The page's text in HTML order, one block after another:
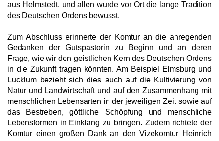
aus Helmstedt, und allen wurde vor Ort die lange Tradition
des Deutschen Ordens bewusst.
Zum Abschluss erinnerte der Komtur an die anregenden
Gedanken der Gutspastorin zu Beginn und an deren
Frage, wie wir den geistlichen Kern des Deutschen Ordens
in die Zukunft tragen könnten. Am Beispiel Elmsburg und
Lucklum bezieht sich dies auch auf die Kultivierung von
Natur und Landwirtschaft und auf den Zusammenhang mit
menschlichen Lebensarten in der jeweiligen Zeit sowie auf
das Bestreben, göttliche Schöpfung und menschliche
Lebensformen in Einklang zu bringen. Zudem richtete der
Komtur einen großen Dank an den Vizekomtur Heinrich